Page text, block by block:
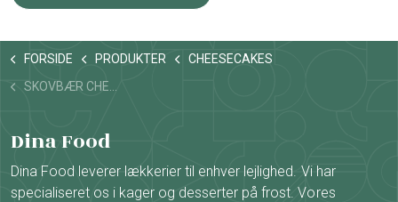
FORSIDE PRODUKTER
CHEESECAKES
SKOVBÆR CHEESECAKE
Dina Food
Dina Food leverer lækkerier til enhver lejlighed. Vi har
specialiseret os i kager og desserter på frost. Vores